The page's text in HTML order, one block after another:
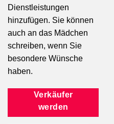
Dienstleistungen
hinzufügen. Sie können
auch an das Mädchen
schreiben, wenn Sie
besondere Wünsche
haben.
Verkäufer
werden